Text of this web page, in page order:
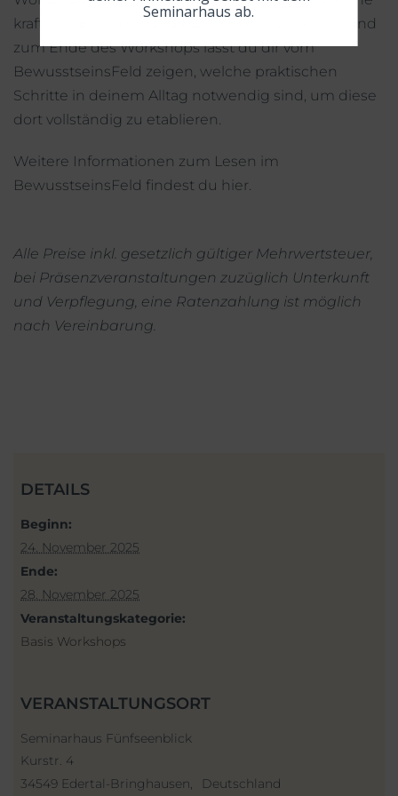
kraftvolle Energien und Potenziale in dir öffnen und
zum Ende des Workshops lässt du dir vom
BewusstseinsFeld zeigen, welche praktischen
Schritte in deinem Alltag notwendig sind, um diese
dort vollständig zu etablieren.
Weitere Informationen zum Lesen im
BewusstseinsFeld findest du hier
Alle Preise inkl. gesetzlich gültiger Mehrwertsteuer,
bei Präsenzveranstaltungen zuzüglich Unterkunft
und Verpflegung, eine Ratenzahlung ist möglich
nach Vereinbarung.
DETAILS
Beginn:
24. November 2025
Ende:
28. November 2025
Veranstaltungskategorie:
Basis Workshops
VERANSTALTUNGSORT
Seminarhaus Fünfseenblick
Kurstr. 4
34549 Edertal-Bringhausen, Deutschland
Seminarhaus ab.